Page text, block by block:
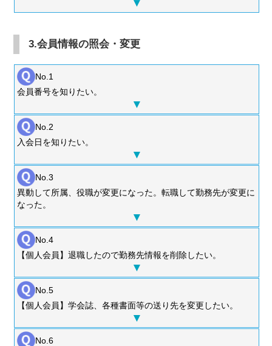
3.会員情報の照会・変更
No.1
会員番号を知りたい。
No.2
入会日を知りたい。
No.3
異動して所属、役職が変更になった。転職して勤務先が変更に
なった。
No.4
【個人会員】退職したので勤務先情報を削除したい。
No.5
【個人会員】学会誌、各種書面等の送り先を変更したい。
No.6